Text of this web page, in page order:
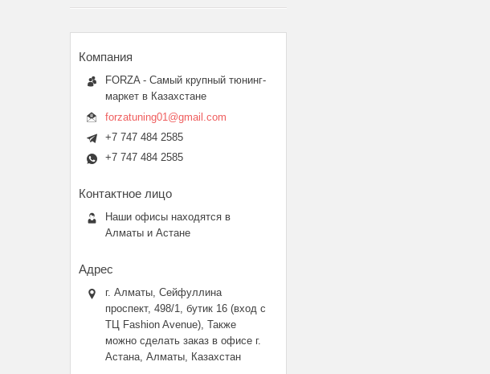
FORZA - Самый крупный тюнинг-
маркет в Казахстане
forzatuning01@gmail.com
+7 747 484 2585
+7 747 484 2585
Наши офисы находятся в
Алматы и Астане
г. Алматы, Сейфуллина
проспект, 498/1, бутик 16 (вход с
ТЦ Fashion Avenue), Также
можно сделать заказ в офисе г.
Астана, Алматы, Казахстан